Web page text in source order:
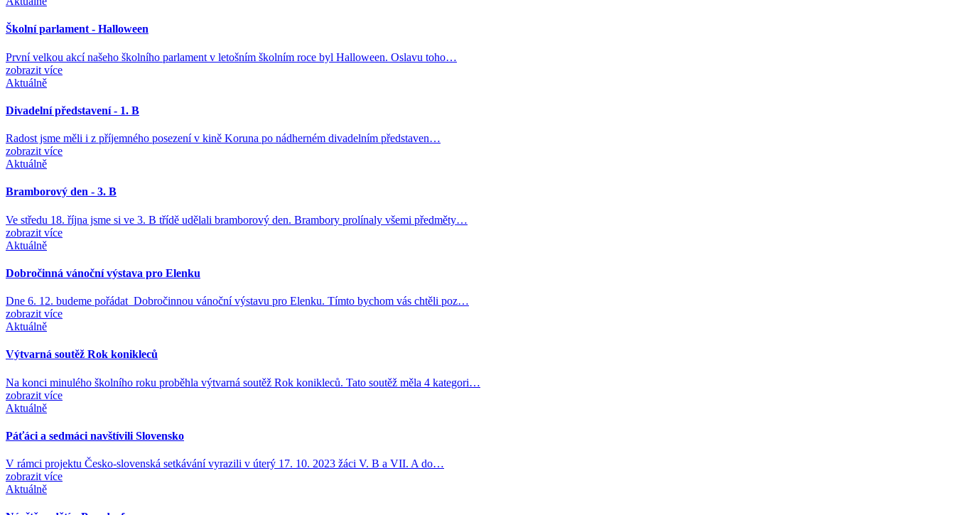
Školní parlament - Halloween
První velkou akcí našeho školního parlament v letošním školním roce byl Halloween. Oslavu toho…
zobrazit více
Aktuálně
Divadelní představení - 1. B
Radost jsme měli i z příjemného posezení v kině Koruna po nádherném divadelním představen…
zobrazit více
Aktuálně
Bramborový den - 3. B
Ve středu 18. října jsme si ve 3. B třídě udělali bramborový den. Brambory prolínaly všemi předměty…
zobrazit více
Aktuálně
Dobročinná vánoční výstava pro Elenku
Dne 6. 12. budeme pořádat Dobročinnou vánoční výstavu pro Elenku. Tímto bychom vás chtěli poz…
zobrazit více
Aktuálně
Výtvarná soutěž Rok konikleců
Na konci minulého školního roku proběhla výtvarná soutěž Rok konikleců. Tato soutěž měla 4 kategori…
zobrazit více
Aktuálně
Páťáci a sedmáci navštívili Slovensko
V rámci projektu Česko-slovenská setkávání vyrazili v úterý 17. 10. 2023 žáci V. B a VII. A do…
zobrazit více
Aktuálně